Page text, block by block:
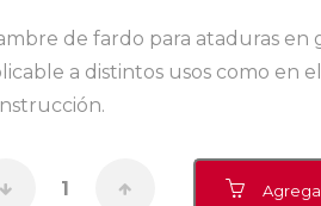
de fardo para ataduras en
a distintos usos como en